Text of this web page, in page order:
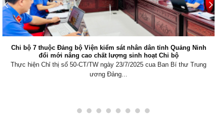
Chi bộ 7 thuộc Đảng bộ Viện kiểm sát nhân dân tỉnh Quảng Ninh
đổi mới nâng cao chất lượng sinh hoạt Chi bộ
Thực hiện Chỉ thị số 50-CT/TW ngày 23/7/2025 cua Ban Bí thư Trung
ương Đảng...